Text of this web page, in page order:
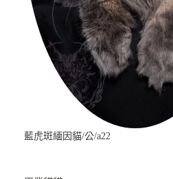
藍虎斑緬因貓/公/a22